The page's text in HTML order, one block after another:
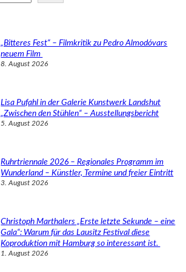
„Bitteres Fest“ – Filmkritik zu Pedro Almodóvars
neuem Film
8. August 2026
Lisa Pufahl in der Galerie Kunstwerk Landshut
„Zwischen den Stühlen“ – Ausstellungsbericht
5. August 2026
Ruhrtriennale 2026 – Regionales Programm im
Wunderland – Künstler, Termine und freier Eintritt
3. August 2026
Christoph Marthalers „Erste letzte Sekunde – eine
Gala“: Warum für das Lausitz Festival diese
Koproduktion mit Hamburg so interessant ist.
1. August 2026